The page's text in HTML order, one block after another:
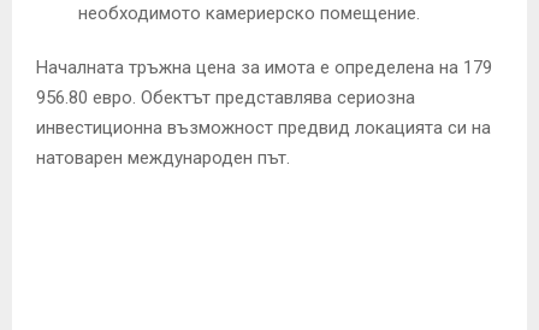
необходимото камериерско помещение.
Началната тръжна цена за имота е определена на 179
956. 80 евро. Обектът представлява сериозна
инвестиционна възможност предвид локацията си на
натоварен международен път.